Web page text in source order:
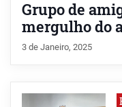
Grupo de
mergulho do
3 de Janeiro, 2025